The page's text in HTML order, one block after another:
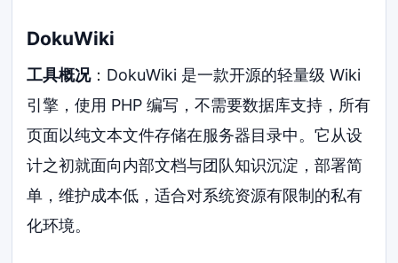
DokuWiki
工具概况：DokuWiki 是一款开源的轻量级 Wiki
引擎，使用 PHP 编写，不需要数据库支持，所有
页面以纯文本文件存储在服务器目录中。它从设
计之初就面向内部文档与团队知识沉淀，部署简
单，维护成本低，适合对系统资源有限制的私有
化环境。